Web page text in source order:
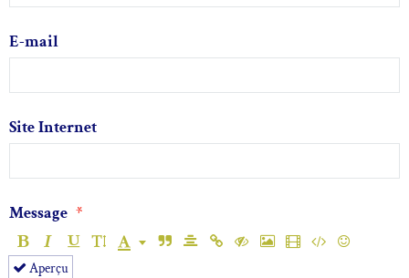
E-mail
Site Internet
Message
Aperçu